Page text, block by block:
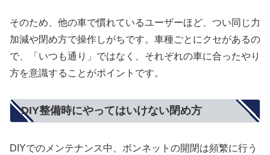
そのため、他の車で慣れているユーザーほど、つい同じ力
加減や閉め方で操作しがちです。車種ごとにクセがあるの
で、「いつも通り」ではなく、それぞれの車に合ったやり
方を意識することがポイントです。
DIY整備時にやってはいけない閉め方
DIYでのメンテナンス中、ボンネットの開閉は頻繁に行う